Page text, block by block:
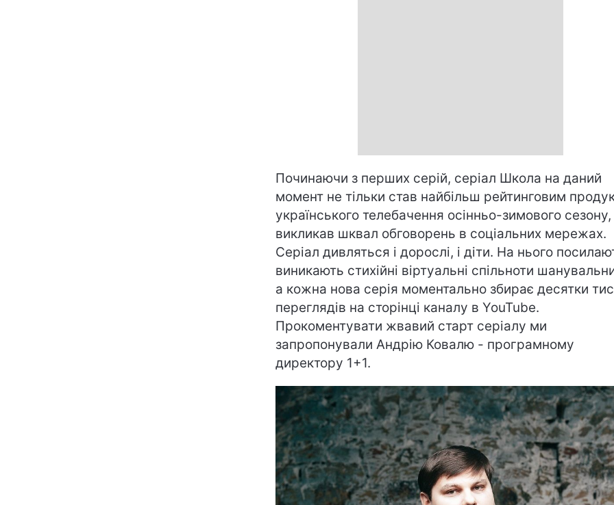
Починаючи з перших серій, серіал Школа на даний
момент не тільки став найбільш рейтинговим
українського телебачення осінньо-зимового
викликав шквал обговорень в соціальних мережах.
Серіал дивляться і дорослі, і діти. На нього
виникають стихійні віртуальні спільноти
а кожна нова серія моментально збирає десятки
переглядів на сторінці каналу в YouTube.
Прокоментувати жвавий старт серіалу ми
запропонували Андрію Ковалю - програмному
директору 1+1.